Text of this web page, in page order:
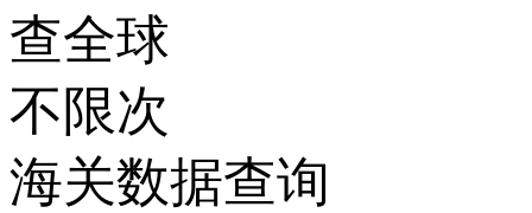
查全球
不限次
海关数据查询